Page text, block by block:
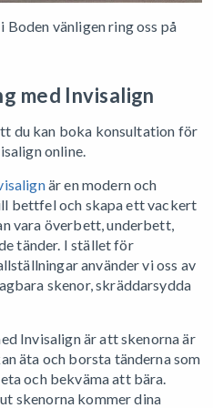
vänligen ring oss på
med Invisalign
du kan boka konsultation för
online.
är en modern och
bettfel och skapa ett vackert
vara överbett, underbett,
tänder. I stället för
använder vi oss av
skenor, skräddarsydda
Invisalign är att skenorna är
äta och borsta tänderna som
och bekväma att bära.
skenorna kommer dina